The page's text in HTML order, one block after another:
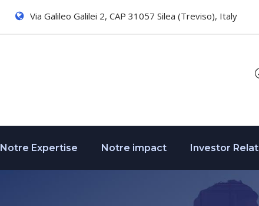
Via Galileo Galilei 2, CAP 31057 Silea (Treviso), Italy
Notre Expertise Notre impact Investor